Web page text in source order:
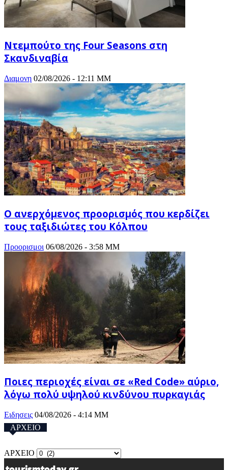
Ντεμπούτο της Four Seasons στη
Σκανδιναβία
Διαμονη 02/08/2026 - 12:11 ΜΜ
Ο ανερχόμενος προορισμός που κερδίζει
τους ταξιδιώτες του Κόλπου
Προορισμοι 06/08/2026 - 3:58 ΜΜ
Ποιες περιοχές είναι σε «Red Code» αύριο,
λόγω πολύ υψηλού κινδύνου πυρκαγιάς
Ειδησεις 04/08/2026 - 4:14 ΜΜ
ΑΡΧΕΙΟ
ΑΡΧΕΙΟ